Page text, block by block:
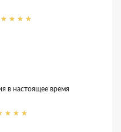
в настоящее время